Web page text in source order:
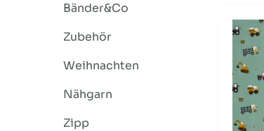
Bänder&Co
Zubehör
Weihnachten
Nähgarn
Zipp